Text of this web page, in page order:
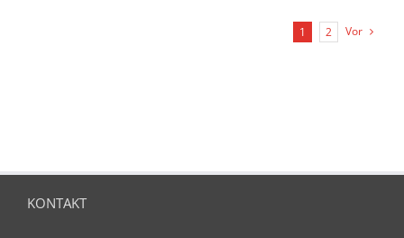
1 2 Vor
KONTAKT